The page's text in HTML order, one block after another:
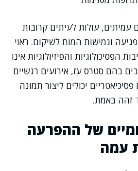
עמיתים, עולות לעיתים קרובות
וגמישות המוח לשיקום. ראוי
הפסיכולוגיות והפיזיולוגיות אינו
בהם סטרס עז, אירועים רגשיים
יכולים ליצור תמונה
זהה באמת.
של ההפרעה
עמה